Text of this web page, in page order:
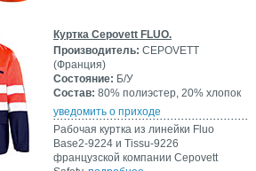
Куртка Cepovett FLUO.
Производитель: CEPOVETT
(Франция)
Состояние: Б/У
Состав: 80% полиэстер, 20% хлопок
уведомить о приходе
Рабочая куртка из линейки Fluo
Base2-9224 и Tissu-9226
французской компании Cepovett